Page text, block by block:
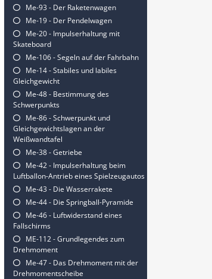
Me-93 - Der Raketenwagen
Me-19 - Der Pendelwagen
Me-20 - Impulserhaltung mit
Skateboard
Me-106 - Segeln auf der Fahrbahn
Me-14 - Stabiles und labiles
Gleichgewicht
Me-48 - Bestimmung des
Schwerpunkts
Me-86 - Schwerpunkt und
Gleichgewichtslagen an der
Weißwandtafel
Me-38 - Getriebe
Me-42 - Impulserhaltung beim
Luftballon-Antrieb eines Spielzeugautos
Me-43 - Die Wasserrakete
Me-44 - Die Springball-Pyramide
Me-46 - Luftwiderstand eines
Fallschirms
ME-112 - Grundlegendes zum
Drehmoment
Me-47 - Das Drehmoment mit der
Drehmomentscheibe